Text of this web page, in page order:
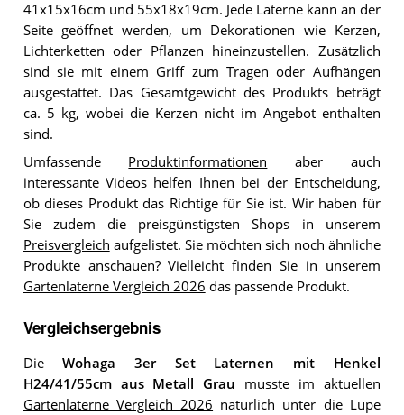
41x15x16cm und 55x18x19cm. Jede Laterne kann an der
Seite geöffnet werden, um Dekorationen wie Kerzen,
Lichterketten oder Pflanzen hineinzustellen. Zusätzlich
sind sie mit einem Griff zum Tragen oder Aufhängen
ausgestattet. Das Gesamtgewicht des Produkts beträgt
ca. 5 kg, wobei die Kerzen nicht im Angebot enthalten
sind.
Umfassende Produktinformationen aber auch
interessante Videos helfen Ihnen bei der Entscheidung,
ob dieses Produkt das Richtige für Sie ist. Wir haben für
Sie zudem die preisgünstigsten Shops in unserem
Preisvergleich aufgelistet. Sie möchten sich noch ähnliche
Produkte anschauen? Vielleicht finden Sie in unserem
Gartenlaterne Vergleich 2026 das passende Produkt.
Vergleichsergebnis
DieWohaga 3er Set Laternen mit Henkel
H24/41/55cm aus Metall Grau musste im aktuellen
Gartenlaterne Vergleich 2026 natürlich unter die Lupe